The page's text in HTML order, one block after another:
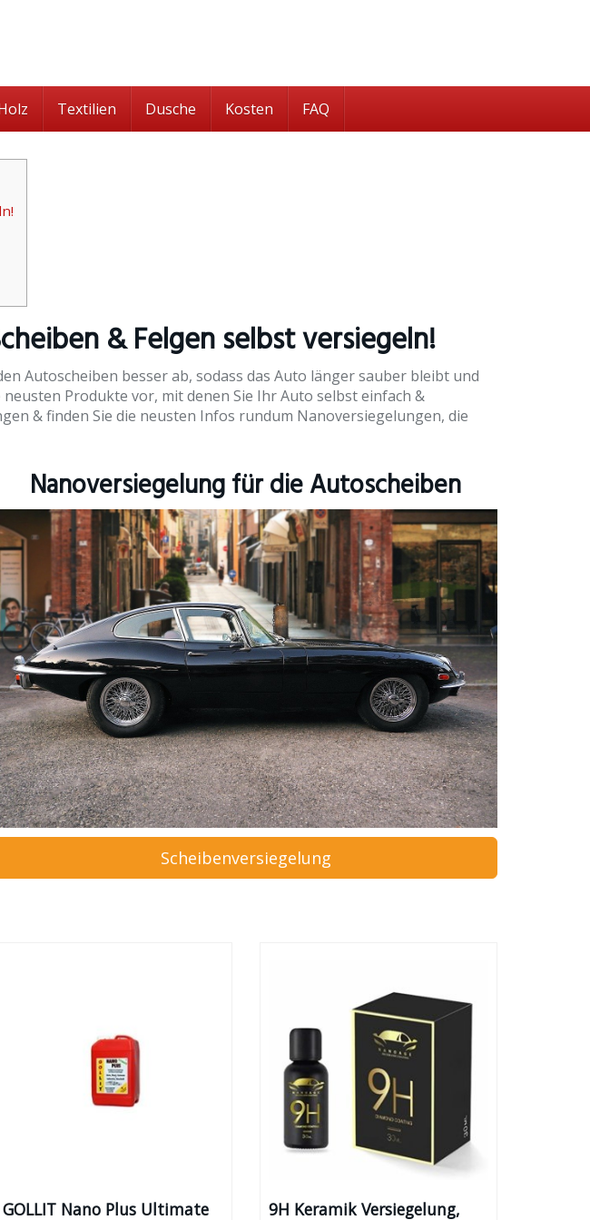
Textilien Dusche Kosten FAQ
& Felgen selbst versiegeln!
Autoscheiben besser ab, sodass das Auto länger sauber bleibt und
Produkte vor, mit denen Sie Ihr Auto selbst einfach &
& finden Sie die neusten Infos rundum Nanoversiegelungen, die
Nanoversiegelung für die Autoscheiben
Scheibenversiegelung
GOLLIT Nano Plus Ultimate
9H Keramik Versiegelung,